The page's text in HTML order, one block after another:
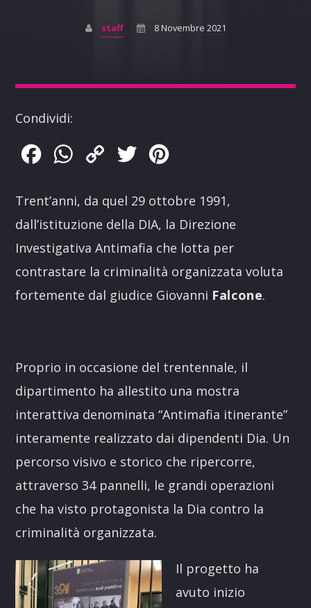
staff 8 Novembre 2021
Condividi:
FacebookWhatsApp
Copy
Twitter
Trent’anni, da quel 29 ottobre 1991,
dall’istituzione della DIA, la Direzione
Investigativa Antimafia che lotta per
contrastare la criminalità organizzata voluta
fortemente dal giudice Giovanni Falcone.
Proprio in occasione del trentennale, il
dipartimento ha allestito una mostra
interattiva denominata “Antimafia itinerante”
interamente realizzato dai dipendenti Dia. Un
percorso visivo e storico che ripercorre,
attraverso 34 pannelli, le grandi operazioni
che ha visto protagonista la Dia contro la
criminalità organizzata.
Il progetto ha
avuto inizio